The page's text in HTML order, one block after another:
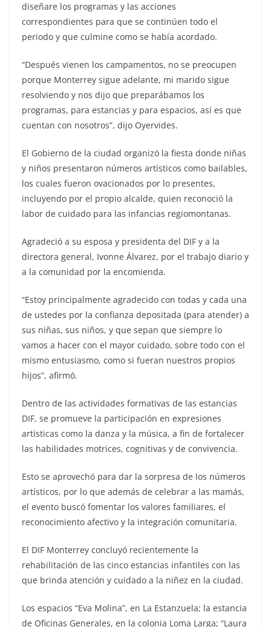
diseñare los programas y las acciones
correspondientes para que se continúen todo el
periodo y que culmine como se había acordado.
“Después vienen los campamentos, no se preocupen
porque Monterrey sigue adelante, mi marido sigue
resolviendo y nos dijo que preparábamos los
programas, para estancias y para espacios, así es que
cuentan con nosotros”, dijo Oyervides.
El Gobierno de la ciudad organizó la fiesta donde niñas
y niños presentaron números artísticos como bailables,
los cuales fueron ovacionados por lo presentes,
incluyendo por el propio alcalde, quien reconoció la
labor de cuidado para las infancias regiomontanas.
Agradeció a su esposa y presidenta del DIF y a la
directora general, Ivonne Álvarez, por el trabajo diario y
a la comunidad por la encomienda.
“Estoy principalmente agradecido con todas y cada una
de ustedes por la confianza depositada (para atender) a
sus niñas, sus niños, y que sepan que siempre lo
vamos a hacer con el mayor cuidado, sobre todo con el
mismo entusiasmo, como si fueran nuestros propios
hijos”, afirmó.
Dentro de las actividades formativas de las estancias
DIF, se promueve la participación en expresiones
artísticas como la danza y la música, a fin de fortalecer
las habilidades motrices, cognitivas y de convivencia.
Esto se aprovechó para dar la sorpresa de los números
artísticos, por lo que además de celebrar a las mamás,
el evento buscó fomentar los valores familiares, el
reconocimiento afectivo y la integración comunitaria.
El DIF Monterrey concluyó recientemente la
rehabilitación de las cinco estancias infantiles con las
que brinda atención y cuidado a la niñez en la ciudad.
Los espacios “Eva Molina”, en La Estanzuela; la estancia
de Oficinas Generales, en la colonia Loma Larga; “Laura